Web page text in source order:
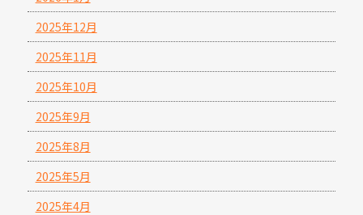
2025年12月
2025年11月
2025年10月
2025年9月
2025年8月
2025年5月
2025年4月